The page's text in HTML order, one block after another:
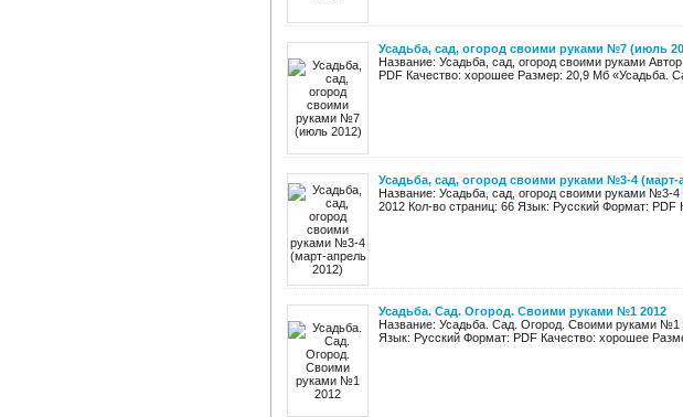
Усадьба, сад, огород своими руками №7 (июль
Название: Усадьба, сад, огород своими руками
PDF Качество: хорошее Размер: 20,9 Мб «Усадьба.
Усадьба, сад, огород своими руками №3-4 (март-
Название: Усадьба, сад, огород своими руками №3-
2012 Кол-во страниц: 66 Язык: Русский Формат:
Усадьба. Сад. Огород. Своими руками №1 2012
Название: Усадьба. Сад. Огород. Своими руками №1
Язык: Русский Формат: PDF Качество: хорошее